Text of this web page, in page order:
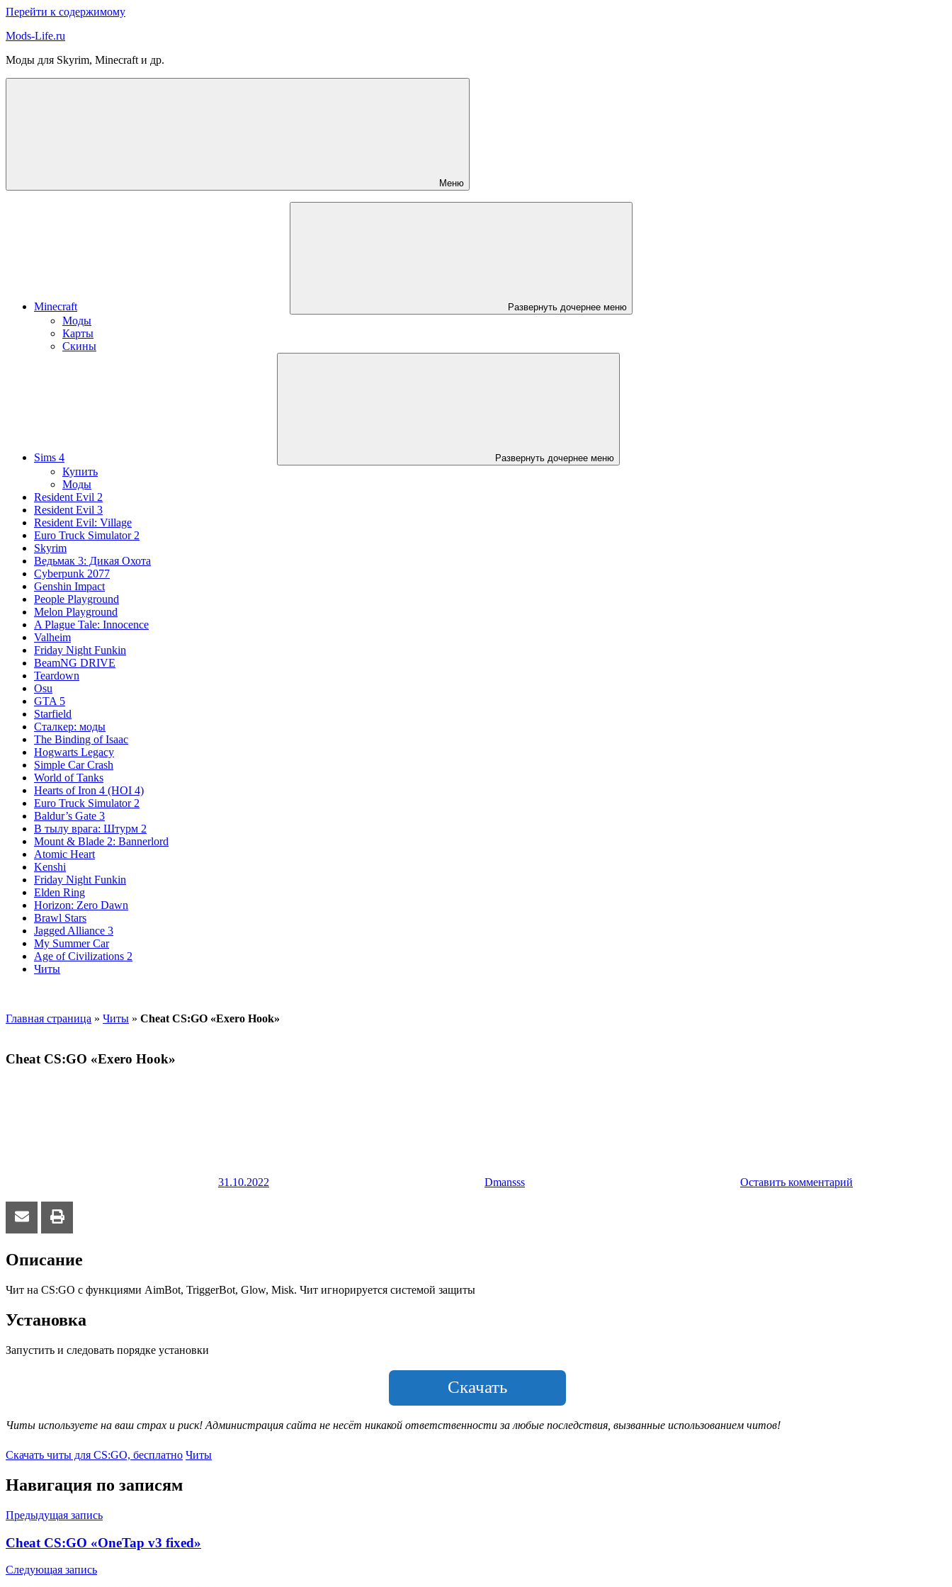
Перейти к содержимому
Mods-Life.ru
Моды для Skyrim, Minecraft и др.
Меню
Minecraft Развернуть дочернее меню
Моды
Карты
Скины
Sims 4 Развернуть дочернее меню
Купить
Моды
Resident Evil 2
Resident Evil 3
Resident Evil: Village
Euro Truck Simulator 2
Skyrim
Ведьмак 3: Дикая Охота
Cyberpunk 2077
Genshin Impact
People Playground
Melon Playground
A Plague Tale: Innocence
Valheim
Friday Night Funkin
BeamNG DRIVE
Teardown
Osu
GTA 5
Starfield
Сталкер: моды
The Binding of Isaac
Hogwarts Legacy
Simple Car Crash
World of Tanks
Hearts of Iron 4 (HOI 4)
Euro Truck Simulator 2
Baldur’s Gate 3
В тылу врага: Штурм 2
Mount & Blade 2: Bannerlord
Atomic Heart
Kenshi
Friday Night Funkin
Elden Ring
Horizon: Zero Dawn
Brawl Stars
Jagged Alliance 3
My Summer Car
Age of Civilizations 2
Читы
Главная страница » Читы » Cheat CS:GO «Exero Hook»
Cheat CS:GO «Exero Hook»
31.10.2022 Dmansss Оставить комментарий
Описание
Чит на CS:GO с функциями AimBot, TriggerBot, Glow, Misk. Чит игнорируется системой защиты
Установка
Запустить и следовать порядке установки
Скачать
Читы используете на ваш страх и риск! Администрация сайта не несёт никакой ответственности за любые последствия, вызванные использованием читов!
Скачать читы для CS:GO, бесплатно Читы
Навигация по записям
Предыдущая запись
Cheat CS:GO «OneTap v3 fixed»
Следующая запись